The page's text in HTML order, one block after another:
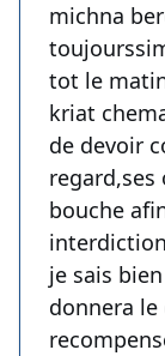
michna
tot le
kriat
de devoir
regard,ses
bouche
je sais
donnera